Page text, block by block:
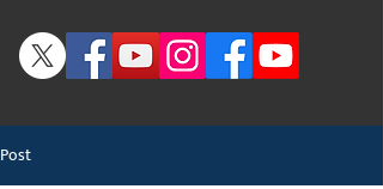
Post